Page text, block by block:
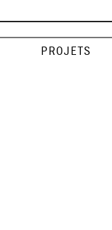
PROJETS